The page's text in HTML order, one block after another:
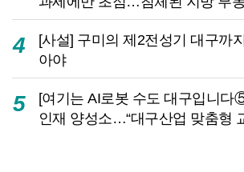
4
[사설] 구미의 제2전성기 대구까
아야
5
[여기는 AI로봇 수도 대구입니다
인재 양성소…“대구산업 맞춤형